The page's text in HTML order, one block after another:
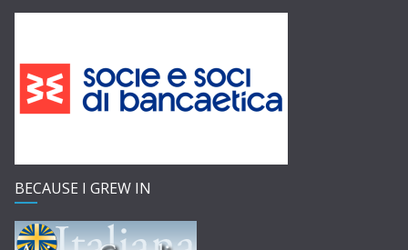
BECAUSE I GREW IN